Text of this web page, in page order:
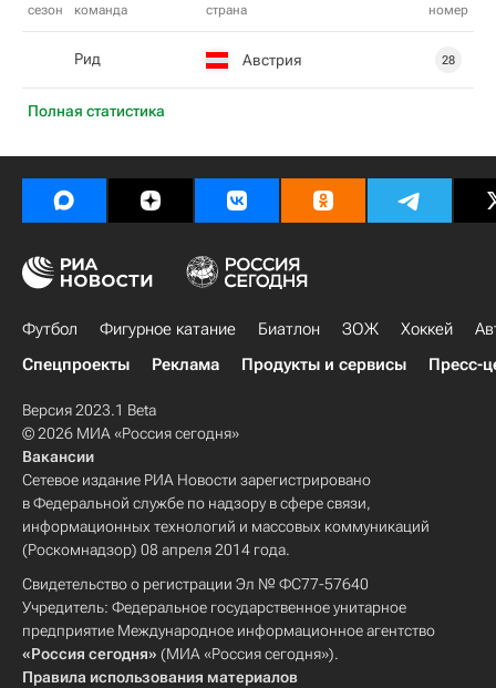
сезон команда страна номер
Полная статистика
Рид Австрия 28
Футбол Фигурное катание Биатлон ЗОЖ Хоккей
Спецпроекты
Реклама Продукты и сервисы Пресс-
Версия 2023.1 Beta
© 2026 МИА «Россия сегодня»
Вакансии
Сетевое издание РИА Новости зарегистрировано
в Федеральной службе по надзору в сфере связи,
информационных технологий и массовых коммуникаций
(Роскомнадзор) 08 апреля 2014 года.
Свидетельство о регистрации Эл № ФС77-57640
Учредитель: Федеральное государственное унитарное
предприятие Международное информационное агентство
«Россия сегодня» (МИА «Россия сегодня»).
Правила использования материалов